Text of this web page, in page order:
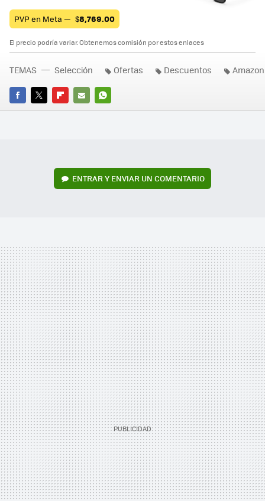
PVP en Meta — $8,769.00
El precio podría variar. Obtenemos comisión por estos enlaces
FACEBOOK
TWITTERFLIPBOARD
E-
WHATSAPP
TEMAS Selección Ofertas Descuentos
ENTRAR Y ENVIAR UN COMENTARIO